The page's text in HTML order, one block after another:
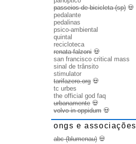
passeios de bicicleta (sp) 💀
pedalante
pedalinas
psico-ambiental
quintal
recicloteca
renata falzoni 💀
san francisco critical mass
sinal de trânsito
stimulator
tarifazero.org 💀
tc urbes
the official god faq
urbanamente 💀
volvo in oppidum 💀
ongs e associações
abc (blumenau) 💀